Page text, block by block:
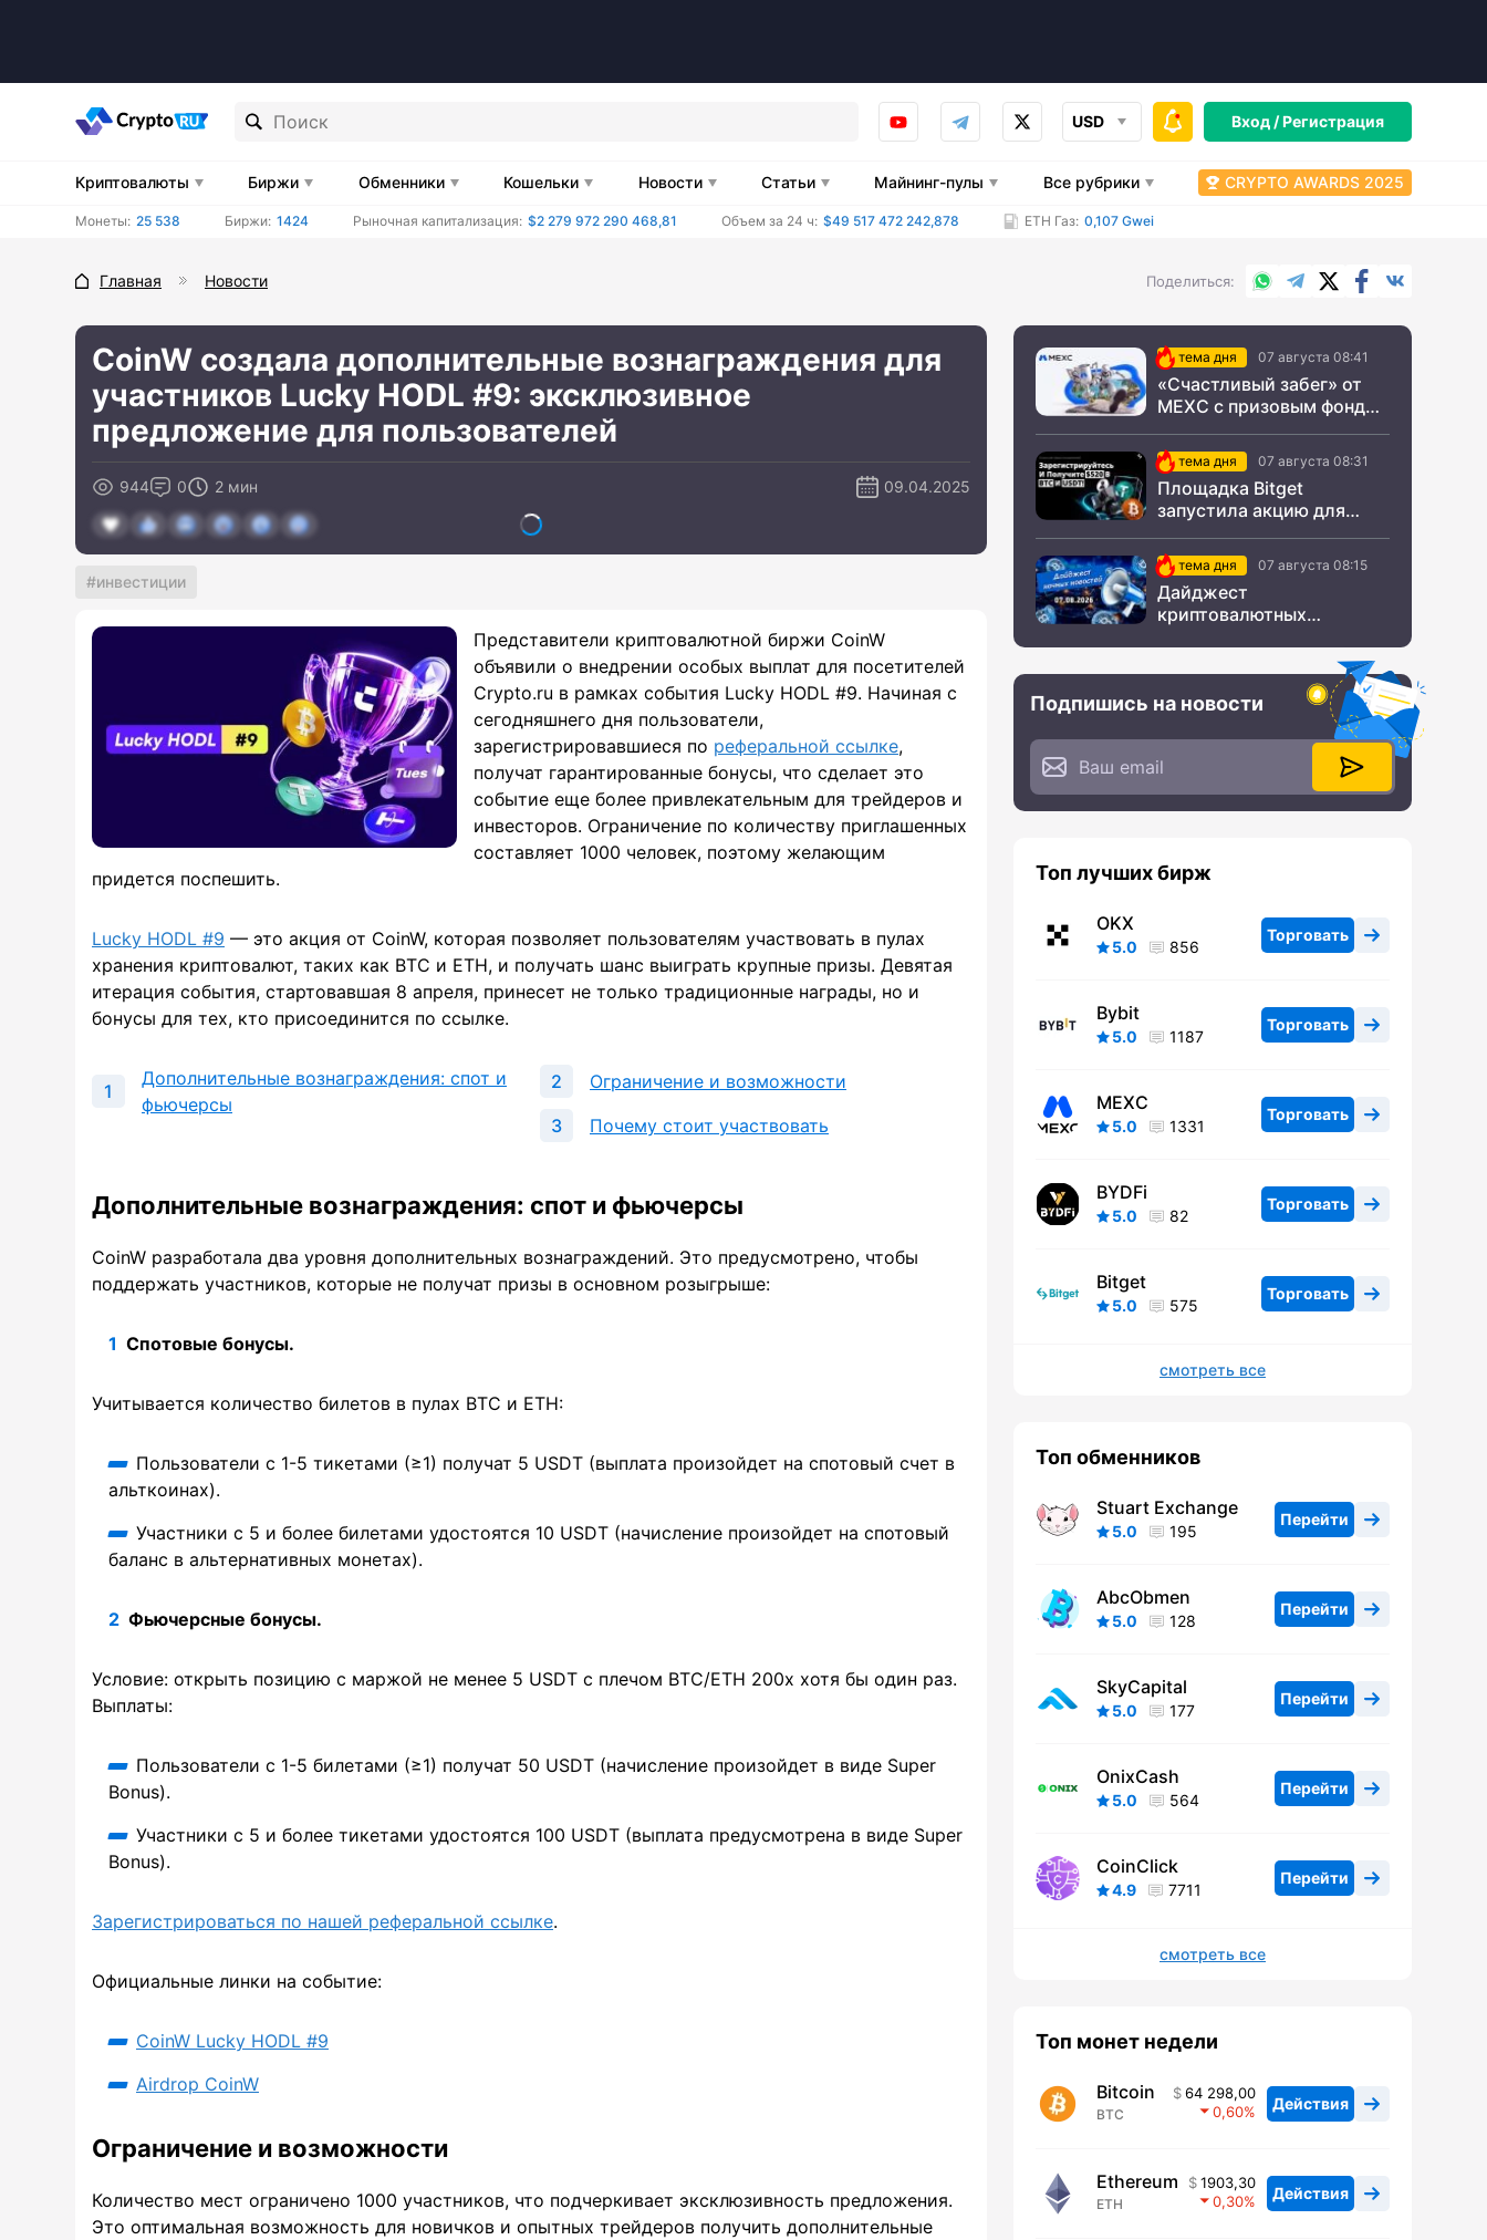
USD Вход /Регистрация
Криптовалюты Биржи Обменники Кошельки Новости Статьи Майнинг-пулы Все рубрики CRYPTO AWARDS 2025
Монеты: 25 538 Биржи: 1424 Рыночная капитализация: $2 279 972 290 468,81 Объем за 24 ч: $49 517 472 242,878 ETH Газ: 0,107 Gwei
Главная Новости Поделиться WhatsApp
TelegramX.comFacebook
CoinW создала дополнительные вознаграждения для
участников Lucky HODL #9: эксклюзивное
предложение для пользователей
944 0 2 мин 09.04.2025
инвестиции
Представители криптовалютной биржи CoinW
объявили о внедрении особых выплат для поcетителей
Crypto.ru в рамках события Lucky HODL #9. Начиная с
сегодняшнего дня пользователи,
зарегистрировавшиеся по реферальной ссылке,
получат гарантированные бонусы, что сделает это
событие еще более привлекательным для трейдеров и
инвесторов. Ограничение по количеству приглашенных
составляет 1000 человек, поэтому желающим
придется поспешить.
Lucky HODL #9 — это акция от CoinW, которая позволяет пользователям участвовать в пулах
хранения криптовалют, таких как BTC и ETH, и получать шанс выиграть крупные призы. Девятая
итерация события, стартовавшая 8 апреля, принесет не только традиционные награды, но и
бонусы для тех, кто присоединится по ссылке.
Дополнительные вознаграждения: спот и
фьючерсы
Ограничение и возможности
Почему стоит участвовать
Дополнительные вознаграждения: спот и фьючерсы
CoinW разработала два уровня дополнительных вознаграждений. Это предусмотрено, чтобы
поддержать участников, которые не получат призы в основном розыгрыше:
Спотовые бонусы.
Учитывается количество билетов в пулах BTC и ETH:
Пользователи с 1-5 тикетами (≥1) получат 5 USDT (выплата произойдет на спотовый счет в
альткоинах).
Участники с 5 и более билетами удостоятся 10 USDT (начисление произойдет на спотовый
баланс в альтернативных монетах).
Фьючерсные бонусы.
Условие: открыть позицию с маржой не менее 5 USDT с плечом BTC/ETH 200x хотя бы один раз.
Выплаты:
Пользователи с 1-5 билетами (≥1) получат 50 USDT (начисление произойдет в виде Super
Bonus).
Участники с 5 и более тикетами удостоятся 100 USDT (выплата предусмотрена в виде Super
Bonus).
Зарегистрироваться по нашей реферальной ссылке.
Официальные линки на событие:
CoinW Lucky HODL #9
Airdrop CoinW
Ограничение и возможности
Количество мест ограничено 1000 участников, что подчеркивает эксклюзивность предложения.
Это оптимальная возможность для новичков и опытных трейдеров получить дополнительные
тема дня 07 августа 08:41
«Счастливый забег» от
MEXC с призовым фондом
тема дня 07 августа 08:31
Площадка Bitget
запустила акцию для
СНГтема дня 07 августа 08:15
Дайджест
криптовалютных
Подпишись на новости
Топ лучших бирж
OKX
5.0 856
Торговать
Bybit
5.0 1187
Торговать
MEXC
5.0 1331
Торговать
BYDFi
5.0 82
Торговать
Bitget
5.0 575
Торговать
смотреть все
Топ обменников
Stuart Exchange
5.0 195
Перейти
AbcObmen
5.0 128
Перейти
SkyCapital
5.0 177
Перейти
OnixCash
5.0 564
Перейти
CoinClick
4.9 7711
Перейти
смотреть все
Топ монет недели
Bitcoin
BTC
64 298,00
0,60
Действия
Ethereum
ETH
1903,30
0,30
Действия